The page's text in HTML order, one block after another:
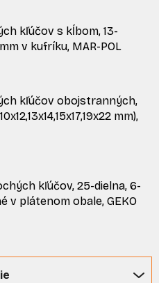
kľúčov s kĺbom, 13-
v kufríku, MAR-POL
kľúčov obojstranných,
mm),
kľúčov, 25-dielna, 6-
v plátenom obale, GEKO